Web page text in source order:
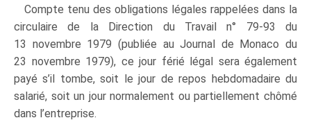
Compte tenu des obligations légales rappelées dans la
circulaire de la Direction du Travail n° 79‑93 du
13 novembre 1979 (publiée au Journal de Monaco du
23 novembre 1979), ce jour férié légal sera également
payé s’il tombe, soit le jour de repos hebdomadaire du
salarié, soit un jour normalement ou partiellement chômé
dans l’entreprise.